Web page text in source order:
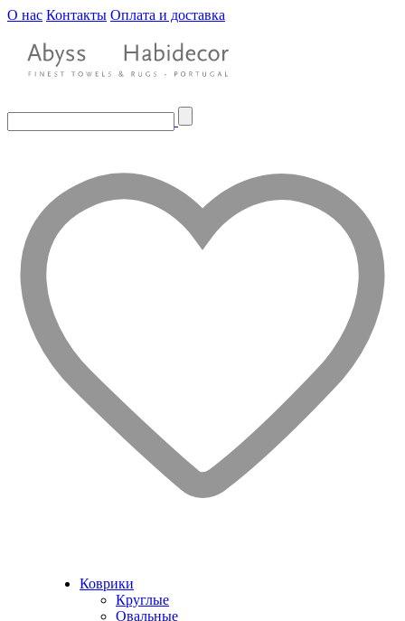
О нас Контакты Оплата и доставка
Коврики
Круглые
Овальные